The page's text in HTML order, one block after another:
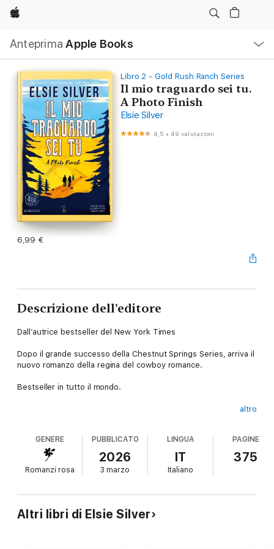
Apple
Anteprima Apple Books
locale
Apri
Menu
Libro 2 - Gold Rush Ranch Series
Il mio traguardo sei tu.
A Photo Finish
Elsie Silver
4,5 •49 valutazioni
6,99 €
Descrizione dell’editore
Dall’autrice bestseller del New York Times
Dopo il grande successo della Chestnut Springs Series, arriva il
nuovo romanzo della regina del cowboy romance.
Bestseller in tutto il mondo.
Certi segreti, si sa, non devono proprio essere svelati.
un segreto del passato. Ma se il mondo è piccolo, Ruby Creek
lo è ancora di più, e lì nessun segreto rimane tale. Quando
Cole, ex soldato dal temperamento schivo, torna in città, è
altro
GENERE
Romanzi rosa
PUBBLICATO
2026
3 marzo
LINGUA
IT
Italiano
PAGINE
375
Altri libri di Elsie Silver